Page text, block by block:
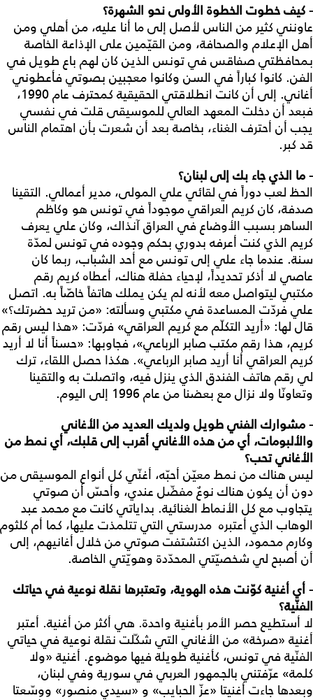
- كيف خطوت الخطوة الأولى نحو الشهرة؟
عاونني كثير من الناس لأصل إلى ما أنا عليه، من أهلي ومن
أهل الإعلام والصحافة، ومن القيّمين على الإذاعة الخاصة
بمحافظتي صفاقس في تونس الذين كان لهم باع طويل في
الفن. كانوا كباراً في السن وكانوا معجبين بصوتي فأعطوني
أغاني. إلى أن كانت انطلاقتي الحقيقية كمحترف عام 1990،
فبعد أن دخلت المعهد العالي للموسيقى قلت في نفسي
يجب أن أحترف الغناء، بخاصة بعد أن شعرت بأن اهتمام الناس
قد كبر.
- ما الذي جاء بك إلى لبنان؟
الحظ لعب دوراً في لقائي علي المولى، مدير أعمالي. التقينا
صدفة، كان كريم العراقي موجوداً في تونس هو وكاظم
الساهر بسبب الأوضاع في العراق آنذاك، وكان علي يعرف
كريم الذي كنت أعرفه بدوري بحكم وجوده في تونس لمدّة
سنة. عندما جاء علي إلى تونس مع أحد الشباب، ربما كان
عاصي لا أذكر تحديداً، لإحياء حفلة هناك، أعطاه كريم رقم
مكتبي ليتواصل معه لأنه لم يكن يملك هاتفاً خاصّاً به. اتصل
علي فردّت المساعدة في مكتبي وسألته: «من تريد حضرتك؟»
قال لها: «أريد التكلّم مع كريم العراقي» فردّت: «هذا ليس رقم
كريم، هذا رقم مكتب صابر الرباعي»، فجاوبها: «حسناً أنا لا أريد
كريم العراقي أنا أريد صابر الرباعي». هكذا حصل اللقاء، ترك
لي رقم هاتف الفندق الذي ينزل فيه، واتصلت به والتقينا
وتعاونّا ولا نزال مع بعضنا من عام 1996 إلى اليوم.
- مشوارك الفني طويل ولديك العديد من الأغاني
والألبومات، أي من هذه الأغاني أقرب إلى قلبك، أي نمط من
الأغاني تحب؟
ليس هناك من نمط معيّن أحبّه، أغنّي كل أنواع الموسيقى من
دون أن يكون هناك نوعٌ مفضّل عندي، وأحسّ أن صوتي
يتجاوب مع كل الأنماط الغنائية. بداياتي كانت مع محمد عبد
الوهاب الذي أعتبره مدرستي التي تتلمذت عليها، كما أم كلثوم
وكارم محمود، الذين اكتشتفت صوتي من خلال أغانيهم، إلى
أن أصبح لي شخصيّتي المحدّدة وهويّتي الخاصة.
- أي أغنية كوّنت هذه الهوية، وتعتبرها نقلة نوعية في حياتك
الفنّية؟
لا أستطيع حصر الأمر بأغنية واحدة. هي أكثر من أغنية. أعتبر
أغنية «صرخة» من الأغاني التي شكّلت نقلة نوعية في حياتي
الفنّية في تونس، كأغنية طويلة فيها موضوع. أغنية «ولا
كلمة» عرّفتني بالجمهور العربي في سورية وفي لبنان،
وبعدها جاءت أغنيتا «عزّ الحبايب» و «سيدي منصور» ووسّعتا